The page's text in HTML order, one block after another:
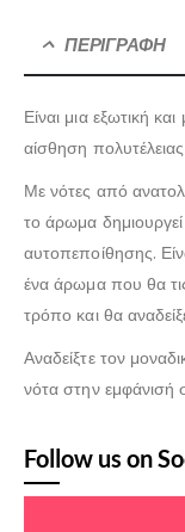
ΠΕΡΙΓΡΑΦΉ
Είναι μια εξωτική
αίσθηση
Με νότες από
το άρωμα δημιουργεί
αυτοπεποίθησης.
ένα άρωμα που θα
τρόπο και θα
Αναδείξτε τον
νότα στην εμφάνισή
Follow us on